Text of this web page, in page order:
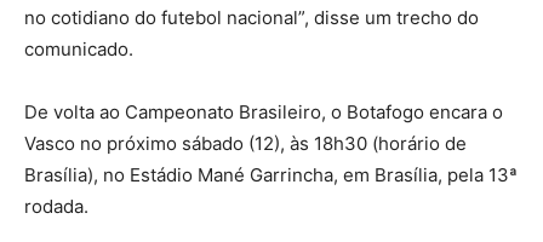
no cotidiano do futebol nacional”, disse um trecho do
comunicado.
De volta ao Campeonato Brasileiro, o Botafogo encara o
Vasco no próximo sábado (12), às 18h30 (horário de
Brasília), no Estádio Mané Garrincha, em Brasília, pela 13ª
rodada.